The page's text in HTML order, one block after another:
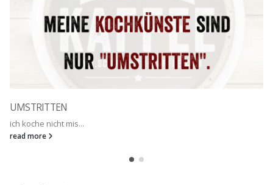
UMSTRITTEN
ich koche nicht mis...
read more